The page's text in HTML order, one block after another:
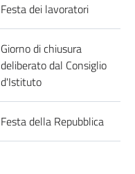
Festa dei lavoratori
Giorno di chiusura
deliberato dal Consiglio
d'Istituto
Festa della Repubblica